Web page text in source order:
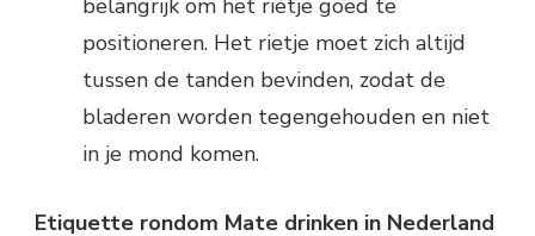
positioneren. Het rietje moet zich altijd
tussen de tanden bevinden, zodat de
bladeren worden tegengehouden en niet
in je mond komen.
Etiquette rondom Mate drinken in Nederland